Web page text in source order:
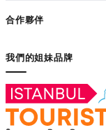
合作夥伴
我們的姐妹品牌